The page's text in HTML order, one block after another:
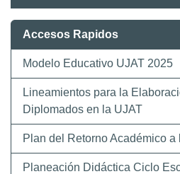
Accesos Rapidos
Modelo Educativo UJAT 2025
Lineamientos para la
Diplomados en la UJAT
Plan del Retorno Académico a
Planeación Didáctica Ciclo